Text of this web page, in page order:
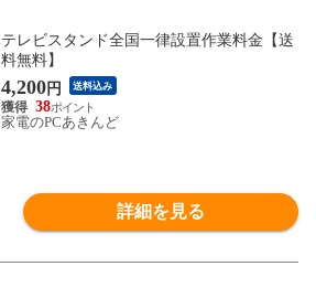
テレビスタンド全国一律設置作業料金【送
料無料】
4,200円 送料込み
38
家電のPCあきんど
詳細を見る